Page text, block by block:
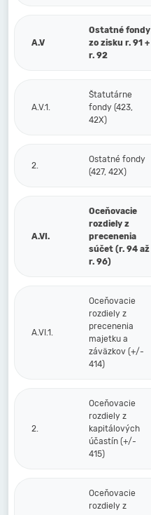
A.V
Ostatné fondy
zo zisku r. 91 +
r. 92
A.V.1.
Štatutárne
fondy (423,
42X)
2.
Ostatné fondy
(427, 42X)
A.VI.
Oceňovacie
rozdiely z
precenenia
súčet (r. 94 až
r. 96)
A.VI.1.
Oceňovacie
rozdiely z
precenenia
majetku a
záväzkov (+/-
414)
2.
Oceňovacie
rozdiely z
kapitálových
účastín (+/-
415)
Oceňovacie
rozdiely z